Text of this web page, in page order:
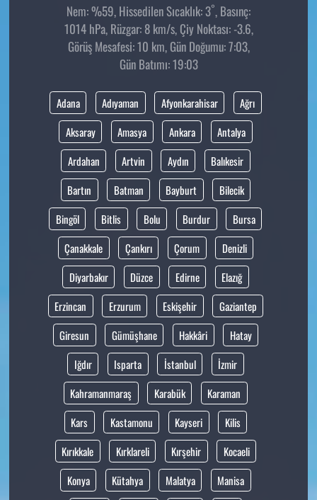
Nem: %59, Hissedilen Sıcaklık: 3°, Basınç:
1014 hPa, Rüzgar: 8 km/s, Çiy Noktası: -3.6,
Görüş Mesafesi: 10 km, Gün Doğumu: 7:03,
Gün Batımı: 19:03
Adana Adıyaman Afyonkarahisar
Ağrı
Aksaray
Amasya Ankara
Antalya
Ardahan
Artvin Aydın
Balıkesir
Bartın
Batman Bayburt
Bilecik
Bingöl
Bitlis Bolu Burdur
Bursa
Çanakkale
Çankırı Çorum
Denizli
Diyarbakır
Düzce Edirne
Elazığ
Erzincan
Erzurum Eskişehir
Gaziantep
Giresun
Gümüşhane Hakkâri
Hatay
Iğdır
Isparta İstanbul
İzmir
Kahramanmaraş
Karabük
Karaman
Kars
Kastamonu Kayseri
Kilis
Kırıkkale
Kırklareli Kırşehir
Kocaeli
Konya
Kütahya Malatya
Manisa